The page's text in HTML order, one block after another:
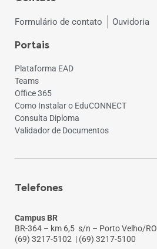
Formulário de contato Ouvidoria
Portais
Plataforma EAD
Teams
Office 365
Como Instalar o EduCONNECT
Consulta Diploma
Validador de Documentos
Telefones
Campus BR
BR-364 – km 6,5 s/n – Porto Velho/RO
(69) 3217-5102 | (69) 3217-5100